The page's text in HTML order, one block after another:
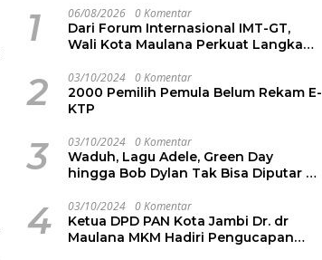
1 06/08/2026 0 Komentar
Dari Forum Internasional IMT-GT,
Wali Kota Maulana Perkuat Langkah
2 03/10/2024 0 Komentar
2000 Pemilih Pemula Belum Rekam E-
KTP
3 03/10/2024 0 Komentar
Waduh, Lagu Adele, Green Day
hingga Bob Dylan Tak Bisa Diputar di
4 03/10/2024 0 Komentar
Ketua DPD PAN Kota Jambi Dr. dr
Maulana MKM Hadiri Pengucapan